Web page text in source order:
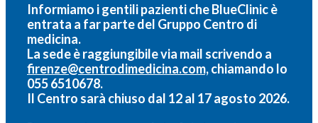
Informiamo i gentili pazienti che BlueClinic è
entrata a far parte del Gruppo Centro di
medicina.
La sede è raggiungibile via mail scrivendo a
firenze@centrodimedicina.com,chiamando lo
055 6510678.
Il Centro sarà chiuso dal 12 al 17 agosto 2026.